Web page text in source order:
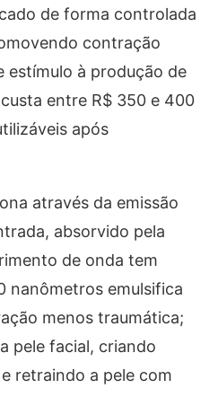
de forma controlada
contração
estímulo à produção de
entre R$ 350 e 400
após
através da emissão
absorvido pela
de onda tem
nanômetros emulsifica
menos traumática;
pele facial, criando
retraindo a pele com